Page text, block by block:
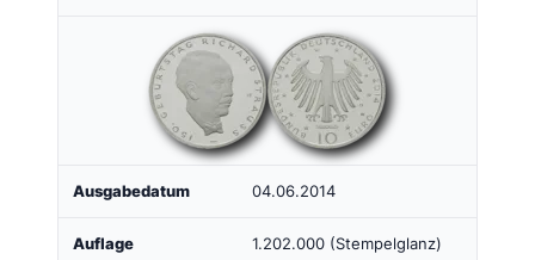
04.06.2014
1.202.000 (Stempelglanz)